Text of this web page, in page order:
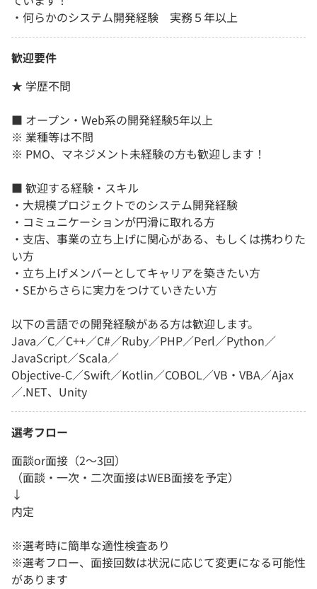
・何らかのシステム開発経験 実務５年以上
歓迎要件
★ 学歴不問
■ オープン・Web系の開発経験5年以上
※ 業種等は不問
※ PMO、マネジメント未経験の方も歓迎します！
■ 歓迎する経験・スキル
・大規模プロジェクトでのシステム開発経験
・コミュニケーションが円滑に取れる方
・支店、事業の立ち上げに関心がある、もしくは携わりた
い方
・立ち上げメンバーとしてキャリアを築きたい方
・SEからさらに実力をつけていきたい方
以下の言語での開発経験がある方は歓迎します。
Java／C／C++／C#／Ruby／PHP／Perl／Python／
JavaScript／Scala／
Objective-C／Swift／Kotlin／COBOL／VB・VBA／Ajax
／.NET、Unity
選考フロー
面談or面接（2～3回）
（面談・一次・二次面接はWEB面接を予定）
↓
内定
※選考時に簡単な適性検査あり
※選考フロー、面接回数は状況に応じて変更になる可能性
があります